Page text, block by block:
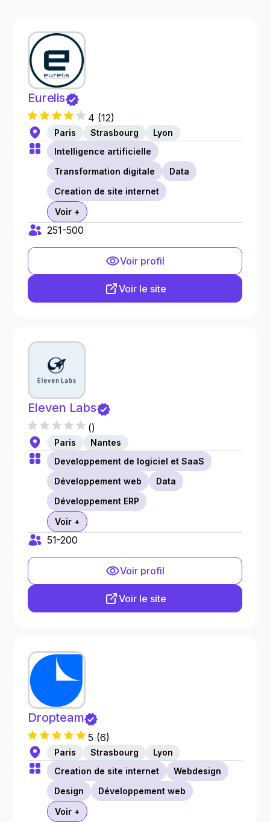
Eurelis
4 (12)
Paris Strasbourg
Lyon
Intelligence artificielle
Transformation digitale
Data
Creation de site internet
Voir +
251-500
Voir profil
Voir le site
Eleven Labs
()
Paris
Nantes
Developpement de logiciel et SaaS
Développement web
Data
Développement ERP
Voir +
51-200
Voir profil
Voir le site
Dropteam
5 (6)
Paris Strasbourg
Lyon
Creation de site internet
Webdesign
Design
Développement web
Voir +